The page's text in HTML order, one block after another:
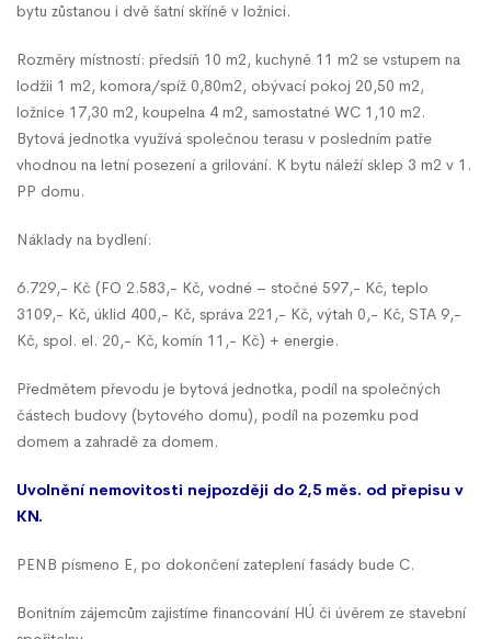
bytu zůstanou i dvě šatní skříně v ložnici.
Rozměry místností: předsíň 10 m2, kuchyně 11 m2 se vstupem na
lodžii 1 m2, komora/spíž 0,80m2, obývací pokoj 20,50 m2,
ložnice 17,30 m2, koupelna 4 m2, samostatné WC 1,10 m2.
Bytová jednotka využívá společnou terasu v posledním patře
vhodnou na letní posezení a grilování. K bytu náleží sklep 3 m2 v 1.
PP domu.
Náklady na bydlení:
6.729,- Kč (FO 2.583,- Kč, vodné – stočné 597,- Kč, teplo
3109,- Kč, úklid 400,- Kč, správa 221,- Kč, výtah 0,- Kč, STA 9,-
Kč, spol. el. 20,- Kč, komín 11,- Kč) + energie.
Předmětem převodu je bytová jednotka, podíl na společných
částech budovy (bytového domu), podíl na pozemku pod
domem a zahradě za domem.
Uvolnění nemovitosti nejpozději do 2,5 měs. od přepisu v
KN.
PENB písmeno E, po dokončení zateplení fasády bude C.
Bonitním zájemcům zajistíme financování HÚ či úvěrem ze stavební